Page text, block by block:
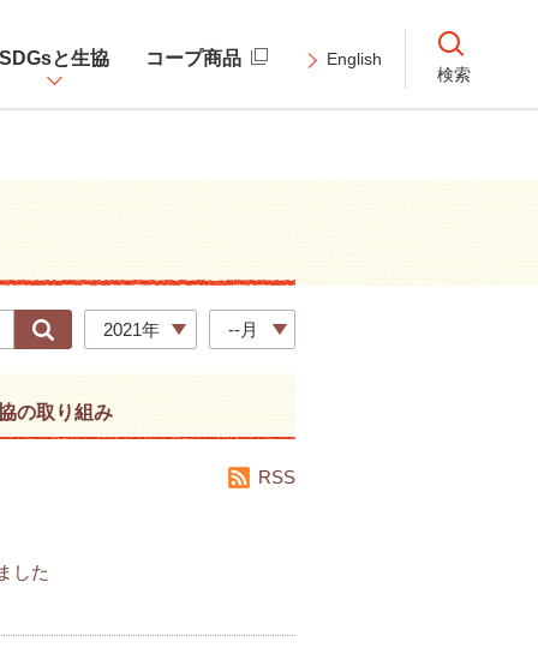
SDGsと生協 コープ商品
English
検索
2021年 --月
の取り組み
RSS
した